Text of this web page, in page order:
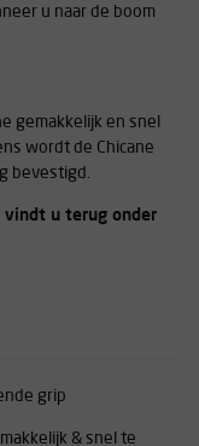
u naar de boom
gemakkelijk en snel
wordt de Chicane
bevestigd.
vindt u terug onder
grip
& snel te